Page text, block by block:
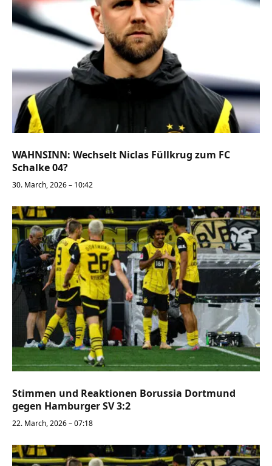
WAHNSINN: Wechselt Niclas Füllkrug zum FC
Schalke 04?
30. March, 2026 – 10:42
Stimmen und Reaktionen Borussia Dortmund
gegen Hamburger SV 3:2
22. March, 2026 – 07:18